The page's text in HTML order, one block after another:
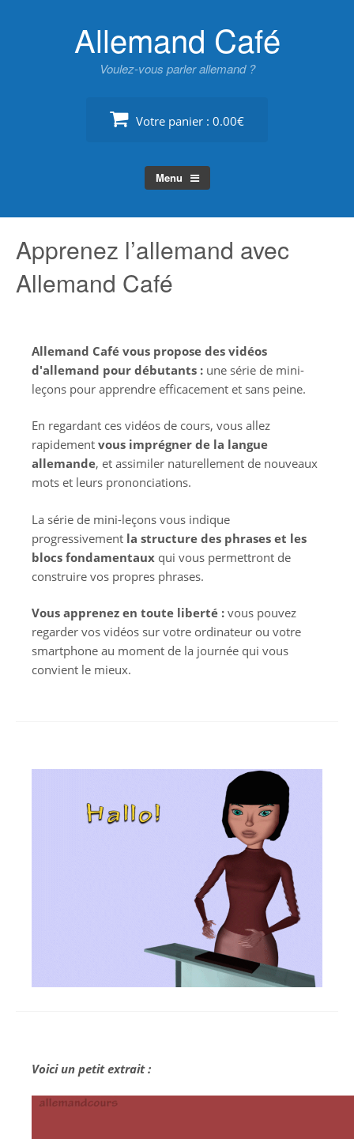
Allemand Café
Voulez-vous parler allemand ?
Votre panier : 0.00€
Menu
Apprenez l’allemand avec
Allemand Café
Allemand Café vous propose des vidéos
d'allemand pour débutants : une série de mini-
leçons pour apprendre efficacement et sans peine.
En regardant ces vidéos de cours, vous allez
rapidement vous imprégner de la langue
allemande, et assimiler naturellement de nouveaux
mots et leurs prononciations.
La série de mini-leçons vous indique
progressivement la structure des phrases et les
blocs fondamentaux qui vous permettront de
construire vos propres phrases.
Vous apprenez en toute liberté : vous pouvez
regarder vos vidéos sur votre ordinateur ou votre
smartphone au moment de la journée qui vous
convient le mieux.
Voici un petit extrait :